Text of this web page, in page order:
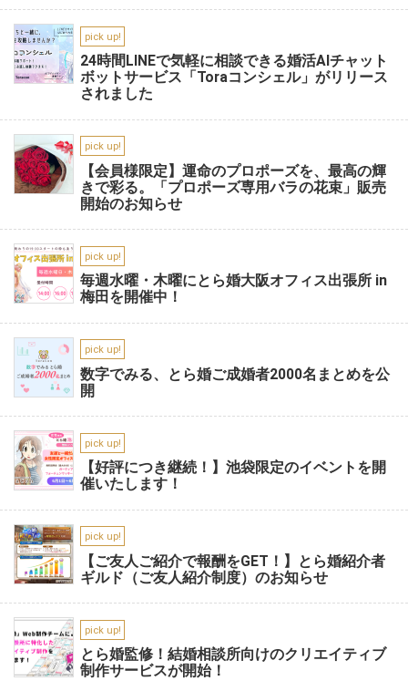
pick up!
24時間LINEで気軽に相談できる婚活AIチャット
ボットサービス「Toraコンシェル」がリリース
されました
pick up!
【会員様限定】運命のプロポーズを、最高の輝
きで彩る。「プロポーズ専用バラの花束」販売
開始のお知らせ
pick up!
毎週水曜・木曜にとら婚大阪オフィス出張所 in
梅田を開催中！
pick up!
数字でみる、とら婚ご成婚者2000名まとめを公
開
pick up!
【好評につき継続！】池袋限定のイベントを開
催いたします！
pick up!
【ご友人ご紹介で報酬をGET！】とら婚紹介者
ギルド（ご友人紹介制度）のお知らせ
pick up!
とら婚監修！結婚相談所向けのクリエイティブ
制作サービスが開始！